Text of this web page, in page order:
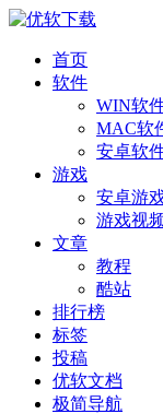
首页
软件
WIN软
MAC软
安卓软
游戏
安卓游
游戏视
文章
教程
酷站
排行榜
标签
投稿
优软文档
极简导航